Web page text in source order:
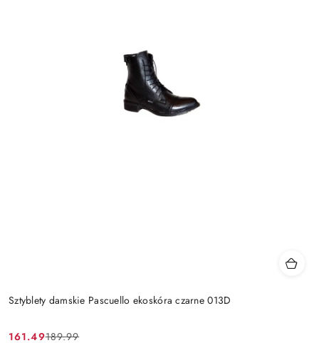
Sztyblety damskie Pascuello ekoskóra czarne 013D
161.49189.99